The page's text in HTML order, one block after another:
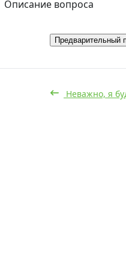
Описание вопроса
Предварительный
Неважно, я